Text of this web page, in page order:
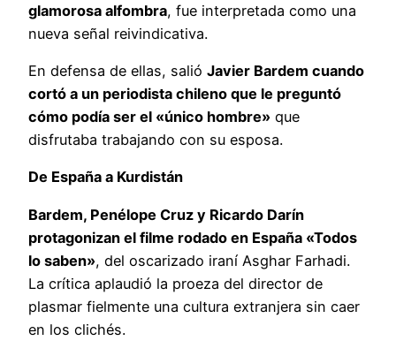
glamorosa alfombra, fue interpretada como una
nueva señal reivindicativa.
En defensa de ellas, salió Javier Bardem cuando
cortó a un periodista chileno que le preguntó
cómo podía ser el «único hombre» que
disfrutaba trabajando con su esposa.
De España a Kurdistán
Bardem, Penélope Cruz y Ricardo Darín
protagonizan el filme rodado en España «Todos
lo saben», del oscarizado iraní Asghar Farhadi.
La crítica aplaudió la proeza del director de
plasmar fielmente una cultura extranjera sin caer
en los clichés.